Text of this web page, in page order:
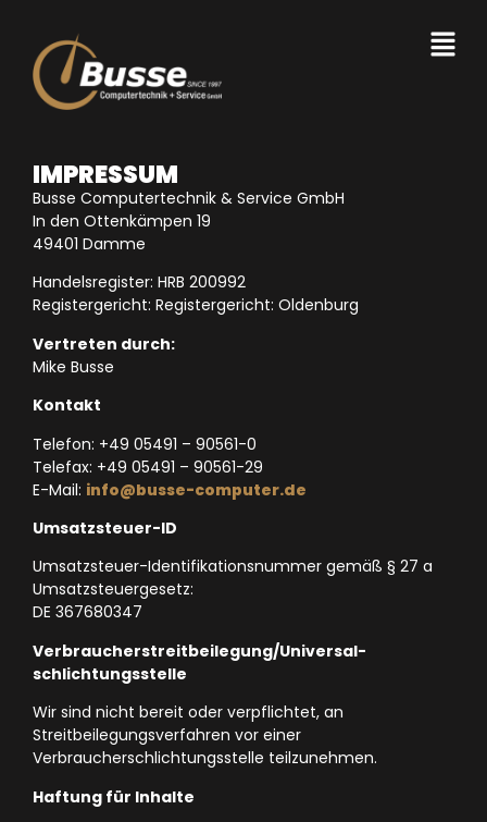
IMPRESSUM
Busse Computertechnik & Service GmbH
In den Ottenkämpen 19
49401 Damme
Handelsregister: HRB 200992
Registergericht: Registergericht: Oldenburg
Vertreten durch:
Mike Busse
Kontakt
Telefon: +49 05491 – 90561-0
Telefax: +49 05491 – 90561-29
E-Mail: info@busse-computer.de
Umsatzsteuer-ID
Umsatzsteuer-Identifikationsnummer gemäß § 27 a
Umsatzsteuergesetz:
DE 367680347
Verbraucher­streit­beilegung/Universal­
schlichtungs­stelle
Wir sind nicht bereit oder verpflichtet, an
Streitbeilegungsverfahren vor einer
Verbraucherschlichtungsstelle teilzunehmen.
Haftung für Inhalte